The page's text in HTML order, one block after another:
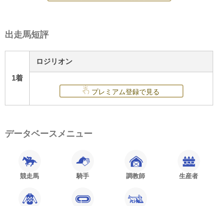
出走馬短評
1着
ロジリオン
プレミアム登録で見る
データベースメニュー
競走馬 騎手 調教師 生産者